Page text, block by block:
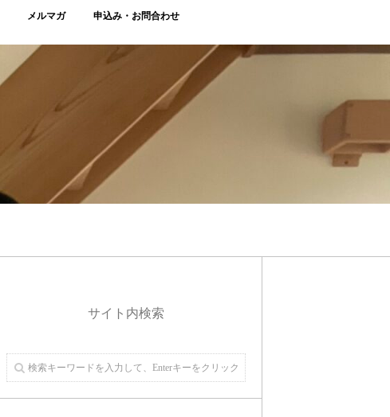
メルマガ 申込み・お問合わせ
サイト内検索